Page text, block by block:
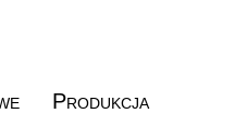
PRODUKCJA